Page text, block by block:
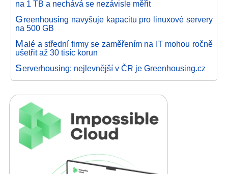
na 1 TB a nechává se nezávisle měřit
Greenhousing navyšuje kapacitu pro linuxové servery
na 500 GB
Malé a střední firmy se zaměřením na IT mohou ročně
ušetřit až 30 tisíc korun
Serverhousing: nejlevnější v ČR je Greenhousing.cz